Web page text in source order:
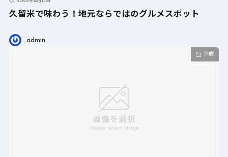
久留米で味わう！地元ならではのグルメスポット
admin
全般